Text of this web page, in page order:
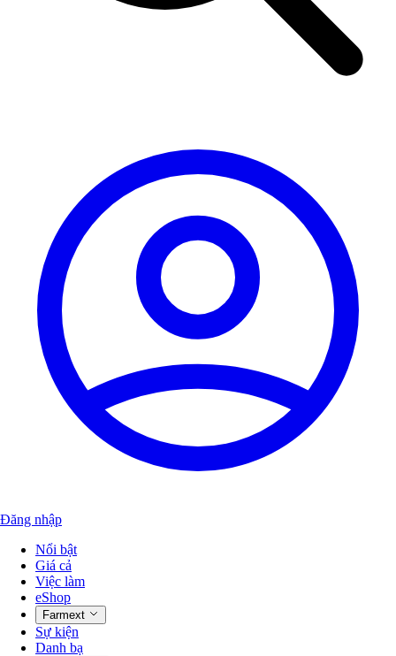
Đăng nhập
Nổi bật
Giá cả
Việc làm
eShop
Farmext
Sự kiện
Danh bạ